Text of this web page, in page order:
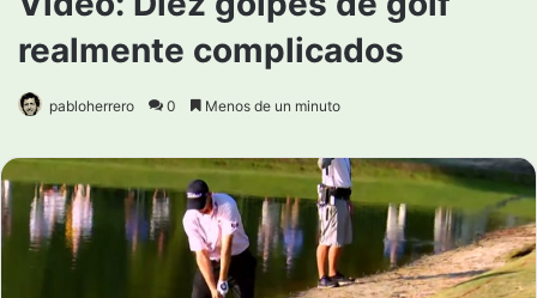
realmente complicados
pabloherrero 0 Menos de un minuto